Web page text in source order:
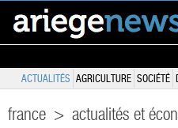
ACTUALITÉS AGRICULTURE SOCIÉTÉ
france > actualités et